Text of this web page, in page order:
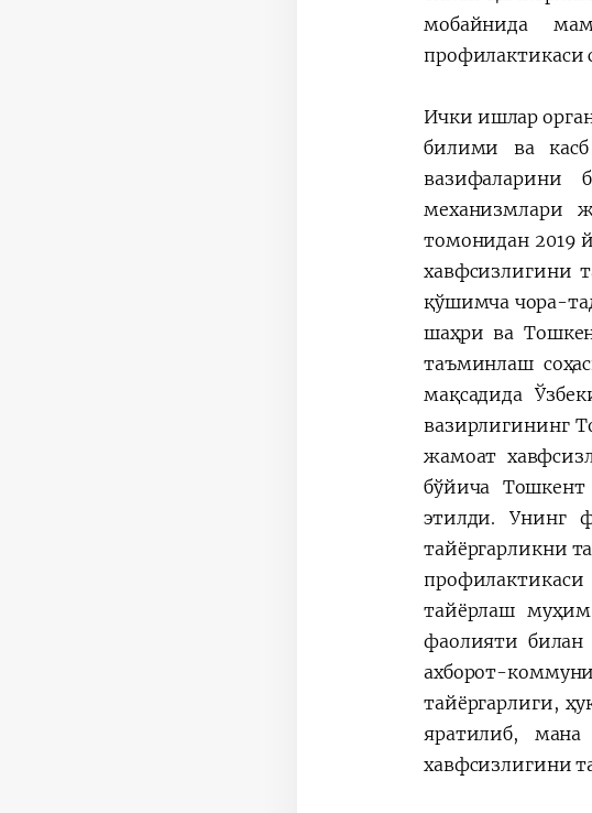
мобайнида
профилактикаси
Ички ишлар
билими ва
вазифаларини
механизмлари
томонидан 2019
хавфсизлигини
қўшимча чора-
шаҳри ва
таъминлаш
мақсадида
вазирлигининг
жамоат
бўйича
этилди. Унинг
тайёргарликни
тайёрлаш муҳим
фаолияти билан
ахборот-
тайёргарлиги,
яратилиб,
хавфсизлигини